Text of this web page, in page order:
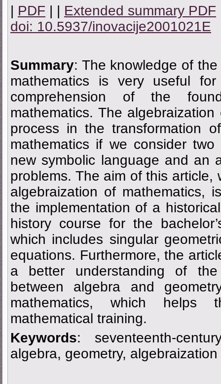
PDF Extended summary PDF
doi: 10.5937/inovacije2001021E
Summary: The knowledge of
mathematics is very useful
comprehension of the
mathematics. The
process in the transformation
mathematics if we consider
new symbolic language and an
problems. The aim of this article,
algebraization of mathematics,
the implementation of a
history course for the
which includes singular
equations. Furthermore, the
a better understanding of
between algebra and
mathematics, which helps
mathematical training.
Keywords: seventeenth-
algebra, geometry,